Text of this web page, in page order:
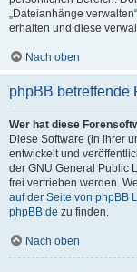
„Dateianhänge
erhalten und diese
Nach oben
phpBB betreffende
Wer hat diese
Diese Software (in ihrer
entwickelt und
der GNU General Public
frei vertrieben werden.
auf der Seite von phpBB
phpBB.de zu finden.
Nach oben